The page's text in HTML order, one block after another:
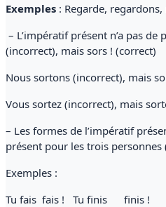
Exemples : Regarde, regardons,
– L’impératif présent n’a pas
(incorrect), mais sors ! (correct)
Nous sortons (incorrect), mais
Vous sortez (incorrect), mais
– Les formes de l’impératif
présent pour les trois personnes
Exemples :
Tu fais fais ! Tu finis finis !